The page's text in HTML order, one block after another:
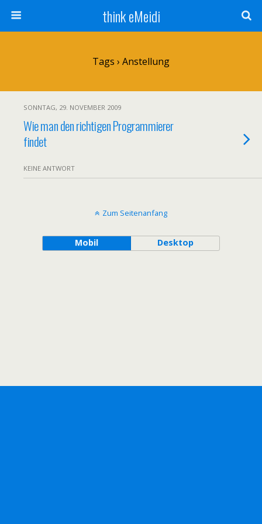
think eMeidi
Tags › Anstellung
SONNTAG, 29. NOVEMBER 2009
Wie man den richtigen Programmierer
findet
KEINE ANTWORT
Zum Seitenanfang
Mobil Desktop